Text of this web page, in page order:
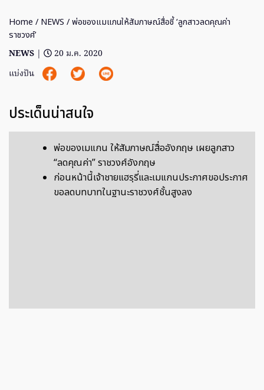
Home / NEWS / พ่อของแมแกนให้สัมภาษณ์สื่อชี้ ‘ลูกสาวลดคุณค่า
ราชวงศ์’
NEWS |
20 ม.ค. 2020
แบ่งปัน
ประเด็นน่าสนใจ
พ่อของเมแกน ให้สัมภาษณ์สื่ออังกฤษ เผยลูกสาว
“ลดคุณค่า” ราชวงศ์อังกฤษ
ก่อนหน้านี้เจ้าชายแฮรฺรี่และเมแกนประกาศขอประกาศ
ขอลดบทบาทในฐานะราชวงศ์ชั้นสูงลง